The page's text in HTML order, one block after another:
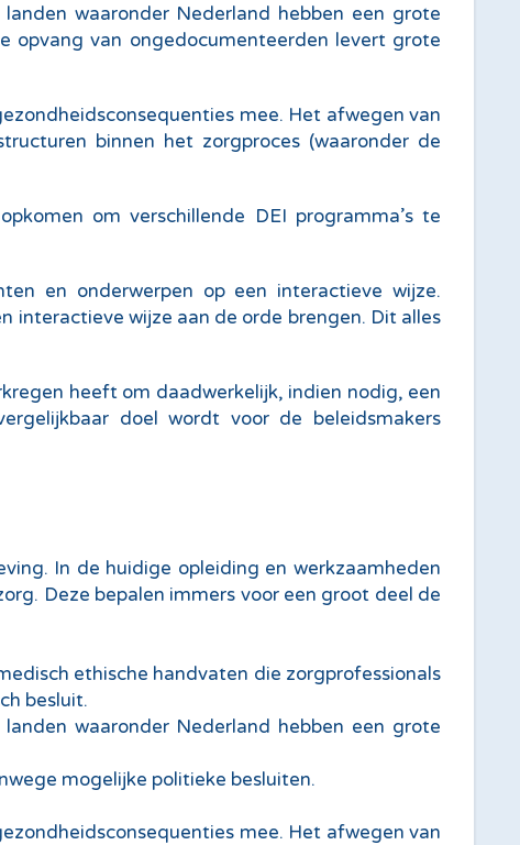
waaronder Nederland hebben een grote
opvang van ongedocumenteerden levert grote
mee. Het afwegen van
binnen het zorgproces (waaronder de
om verschillende DEI programma’s te
en onderwerpen op een interactieve wijze.
interactieve wijze aan de orde brengen. Dit alles
heeft om daadwerkelijk, indien nodig, een
doel wordt voor de beleidsmakers
In de huidige opleiding en werkzaamheden
Deze bepalen immers voor een groot deel de
ethische handvaten die zorgprofessionals
besluit.
waaronder Nederland hebben een grote
mogelijke politieke besluiten.
mee. Het afwegen van